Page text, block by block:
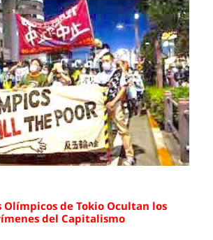
Olímpicos de Tokio Ocultan los
del Capitalismo